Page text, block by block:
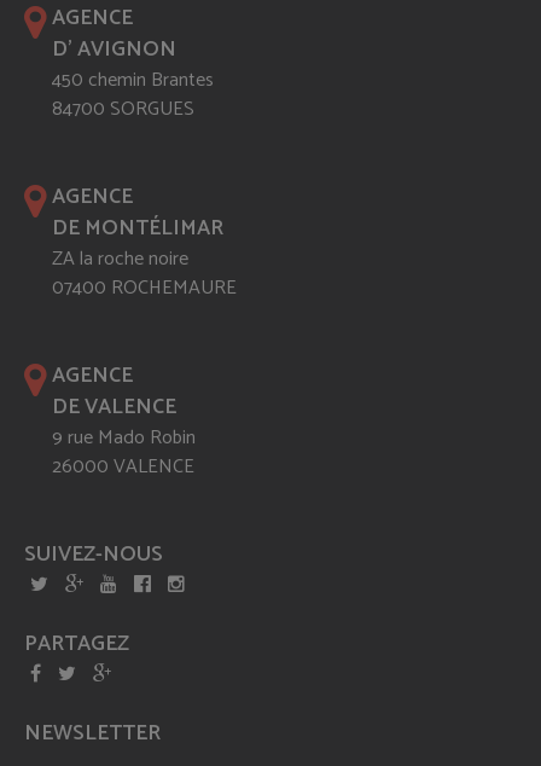
AGENCE
D' AVIGNON
450 chemin Brantes
84700 SORGUES
AGENCE
DE MONTÉLIMAR
ZA la roche noire
07400 ROCHEMAURE
AGENCE
DE VALENCE
9 rue Mado Robin
26000 VALENCE
SUIVEZ-NOUS
PARTAGEZ
NEWSLETTER